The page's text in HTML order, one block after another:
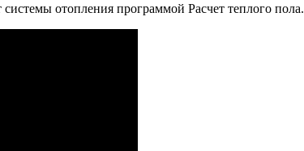
системы отопления программой Расчет теплого пола.